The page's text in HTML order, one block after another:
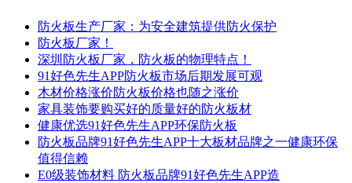
防火板生产厂家：为安全建筑提供防火保护
防火板厂家！
深圳防火板厂家，防火板的物理特点！
91好色先生APP防火板市场后期发展可观
木材价格涨价防火板价格也随之涨价
家具装饰要购买好的质量好的防火板材
健康优选91好色先生APP环保防火板
防火板品牌91好色先生APP十大板材品牌之一健康环保
值得信赖
E0级装饰材料 防火板品牌91好色先生APP造